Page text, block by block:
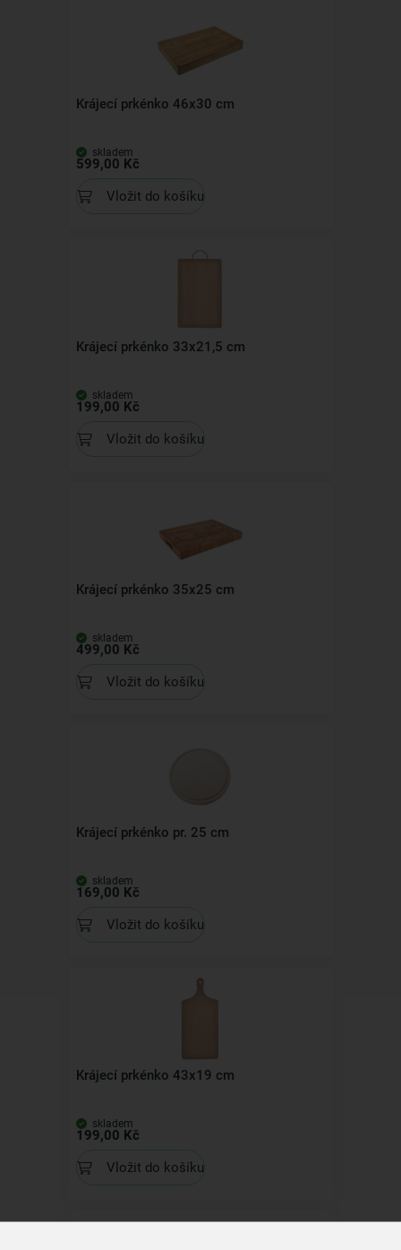
Krájecí prkénko 46x30 cm
skladem
599,00 Kč
Vložit do košíku
Krájecí prkénko 33x21,5 cm
skladem
199,00 Kč
Vložit do košíku
Krájecí prkénko 35x25 cm
skladem
499,00 Kč
Vložit do košíku
Krájecí prkénko pr. 25 cm
skladem
169,00 Kč
Vložit do košíku
Krájecí prkénko 43x19 cm
skladem
199,00 Kč
Vložit do košíku